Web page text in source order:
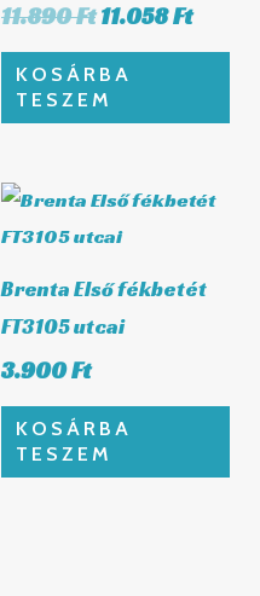
11.890Ft 11.058Ft
KOSÁRBA
TESZEM
Brenta Első fékbetét
FT3105 utcai
3.900Ft
KOSÁRBA
TESZEM